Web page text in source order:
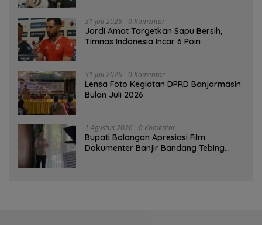
31 Juli 2026 0 Komentar
Jordi Amat Targetkan Sapu Bersih,
Timnas Indonesia Incar 6 Poin
31 Juli 2026 0 Komentar
Lensa Foto Kegiatan DPRD Banjarmasin
Bulan Juli 2026
1 Agustus 2026 0 Komentar
Bupati Balangan Apresiasi Film
Dokumenter Banjir Bandang Tebing